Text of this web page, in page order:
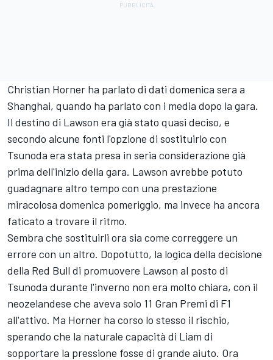
Christian Horner ha parlato di dati domenica sera a
Shanghai, quando ha parlato con i media dopo la gara.
Il destino di Lawson era già stato quasi deciso, e
secondo alcune fonti l'opzione di sostituirlo con
Tsunoda era stata presa in seria considerazione già
prima dell'inizio della gara. Lawson avrebbe potuto
guadagnare altro tempo con una prestazione
miracolosa domenica pomeriggio, ma invece ha ancora
faticato a trovare il ritmo.
Sembra che sostituirli ora sia come correggere un
errore con un altro. Dopotutto, la logica della decisione
della Red Bull di promuovere Lawson al posto di
Tsunoda durante l'inverno non era molto chiara, con il
neozelandese che aveva solo 11 Gran Premi di F1
all'attivo. Ma Horner ha corso lo stesso il rischio,
sperando che la naturale capacità di Liam di
sopportare la pressione fosse di grande aiuto. Ora